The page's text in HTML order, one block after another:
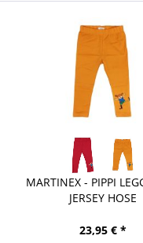
MARTINEX - PIPPI
JERSEY HOSE
23,95 € *